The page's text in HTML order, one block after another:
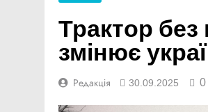
Трактор без
змінює
Редакція 30.09.2025 0